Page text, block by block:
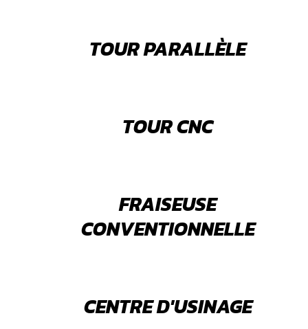
TOUR PARALLÈLE
TOUR CNC
FRAISEUSE
CONVENTIONNELLE
CENTRE D'USINAGE